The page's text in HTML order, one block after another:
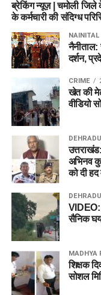
ब्रेकिंग न्यूज़ | चमोली जिले
के कर्मचारी की संदिग्ध
NAINITAL
नैनीताल:
दर्शन,
CRIME
खेत की
वीडियो
अभिनव
को दी
VIDEO:
सैनिक
MADHYA
शिक्षक
सोशल